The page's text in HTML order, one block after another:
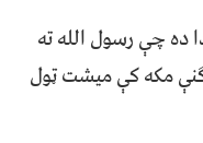
ده چې رسول الله ته
مکه کې ميشت ټول